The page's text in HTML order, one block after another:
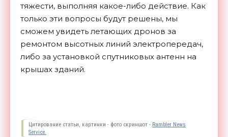
тяжести, выполняя какое-либо действие. Как
только эти вопросы будут решены, мы
сможем увидеть летающих дронов за
ремонтом высотных линий электропередач,
либо за установкой спутниковых антенн на
крышах зданий.
Цитирование статьи, картинки - фото скриншот - Rambler News
Service.